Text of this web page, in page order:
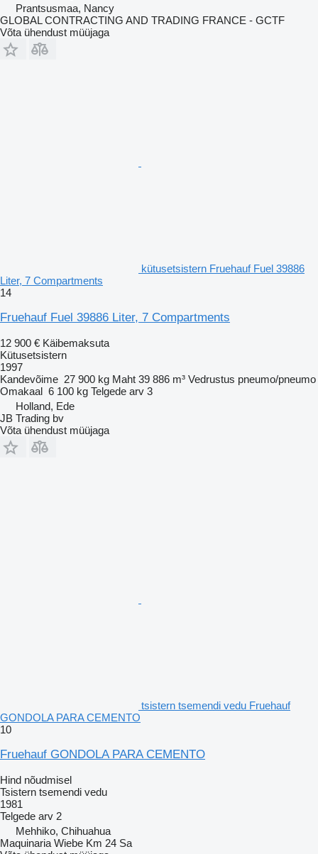
Prantsusmaa, Nancy
GLOBAL CONTRACTING AND TRADING FRANCE - GCTF
Võta ühendust müüjaga
kütusetsistern Fruehauf Fuel 39886
Liter, 7 Compartments
14
Fruehauf Fuel 39886 Liter, 7 Compartments
12 900 € Käibemaksuta
Kütusetsistern
1997
Kandevõime 27 900 kg Maht 39 886 m³ Vedrustus pneumo/pneumo
Omakaal 6 100 kg Telgede arv 3
Holland, Ede
JB Trading bv
Võta ühendust müüjaga
tsistern tsemendi vedu Fruehauf
GONDOLA PARA CEMENTO
10
Fruehauf GONDOLA PARA CEMENTO
Hind nõudmisel
Tsistern tsemendi vedu
1981
Telgede arv 2
Mehhiko, Chihuahua
Maquinaria Wiebe Km 24 Sa